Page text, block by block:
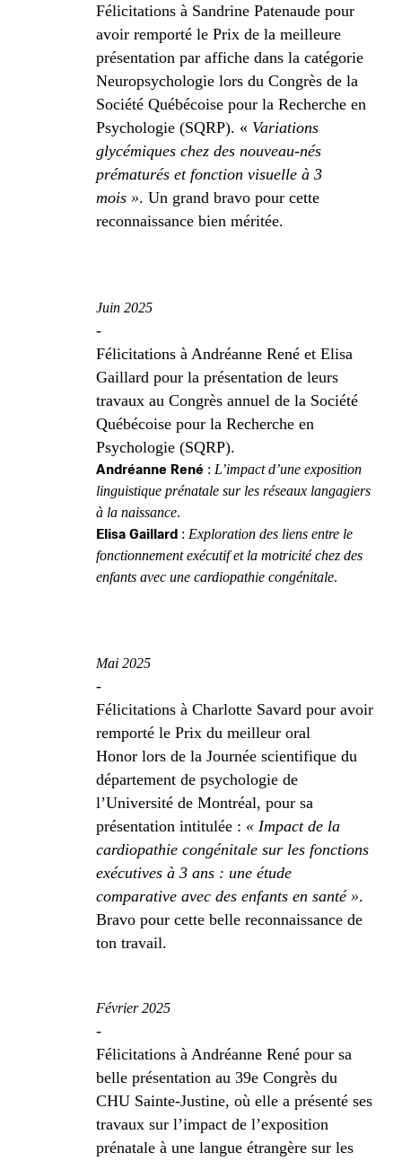
Félicitations à Sandrine Patenaude pour
avoir remporté le Prix de la meilleure
présentation par affiche dans la catégorie
Neuropsychologie lors du Congrès de la
Société Québécoise pour la Recherche en
Psychologie (SQRP). « Variations
glycémiques chez des nouveau-nés
prématurés et fonction visuelle à 3
mois ». Un grand bravo pour cette
reconnaissance bien méritée.
Juin 2025
-
Félicitations à Andréanne René et Elisa
Gaillard pour la présentation de leurs
travaux au Congrès annuel de la Société
Québécoise pour la Recherche en
Psychologie (SQRP).
Andréanne René : L’impact d’une exposition
linguistique prénatale sur les réseaux langagiers
à la naissance.
Elisa Gaillard : Exploration des liens entre le
fonctionnement exécutif et la motricité chez des
enfants avec une cardiopathie congénitale.
Mai 2025
-
Félicitations à Charlotte Savard pour avoir
remporté le Prix du meilleur oral
Honor lors de la Journée scientifique du
département de psychologie de
l’Université de Montréal, pour sa
présentation intitulée : « Impact de la
cardiopathie congénitale sur les fonctions
exécutives à 3 ans : une étude
comparative avec des enfants en santé ».
Bravo pour cette belle reconnaissance de
ton travail.
Février 2025
-
Félicitations à Andréanne René pour sa
belle présentation au 39e Congrès du
CHU Sainte-Justine, où elle a présenté ses
travaux sur l’impact de l’exposition
prénatale à une langue étrangère sur les